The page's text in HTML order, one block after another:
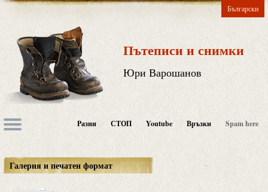
Български
Пътеписи и снимки
Юри Варошанов
Разни СТОП Youtube Връзки Spam here
Галерия и печатен формат